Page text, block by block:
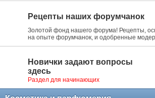
Рецепты наших форумчанок
Золотой фонд нашего форума! Рецепты,
на опыте форумчанок, и одобренные
Новички задают вопросы
здесь
Раздел для начинающих